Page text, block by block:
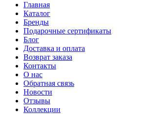
Главная
Каталог
Бренды
Подарочные сертификаты
Блог
Доставка и оплата
Возврат заказа
Контакты
О нас
Обратная связь
Новости
Отзывы
Коллекции